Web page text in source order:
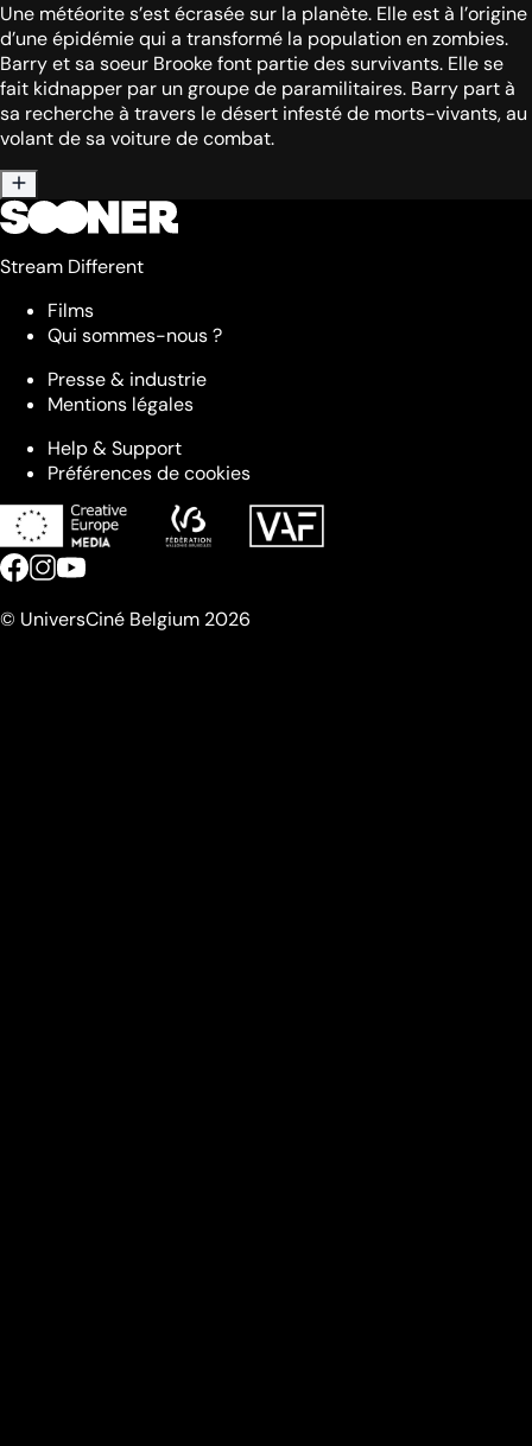
Une météorite s’est écrasée sur la planète. Elle est à l’origine
d’une épidémie qui a transformé la population en zombies.
Barry et sa soeur Brooke font partie des survivants. Elle se
fait kidnapper par un groupe de paramilitaires. Barry part à
sa recherche à travers le désert infesté de morts-vivants, au
volant de sa voiture de combat.
Stream Different
Films
Qui sommes-nous ?
Presse & industrie
Mentions légales
Help & Support
Préférences de cookies
© UniversCiné Belgium 2026